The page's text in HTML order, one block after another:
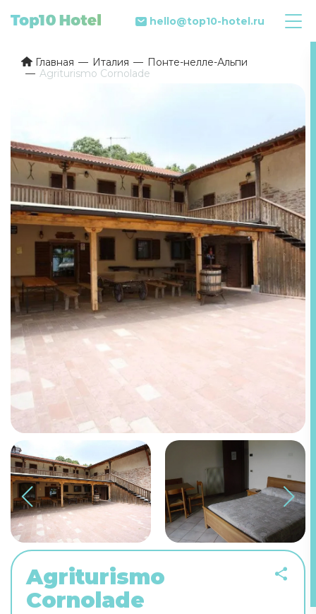
hello@top10-hotel.ru
Главная Италия
Понте-нелле-Альпи
Agriturismo Cornolade
Agriturismo
Cornolade